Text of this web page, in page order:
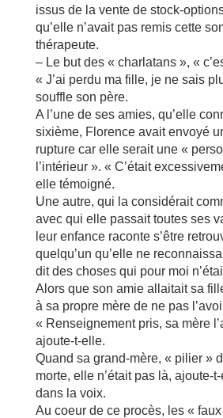
issus de la vente de stock-
qu’elle n’avait pas remis cette
thérapeute.
– Le but des « charlatans », «
« J’ai perdu ma fille, je ne sais
souffle son père.
A l’une de ses amies, qu’elle
sixième, Florence avait envoyé
rupture car elle serait une «
l’intérieur ». « C’était
elle témoigné.
Une autre, qui la considérait
avec qui elle passait toutes ses
leur enfance raconte s’être
quelqu’un qu’elle ne
dit des choses qui pour moi
Alors que son amie allaitait sa
à sa propre mère de ne pas
« Renseignement pris, sa mère
ajoute-t-elle.
Quand sa grand-mère, « pilier »
morte, elle n’était pas là, ajoute-
dans la voix.
Au coeur de ce procès, les «